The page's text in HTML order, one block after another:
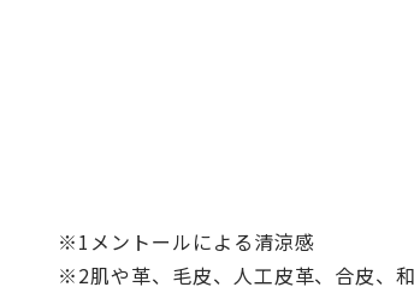
※1メントールによる清涼感
※2肌や革、毛皮、人工皮革、合皮、